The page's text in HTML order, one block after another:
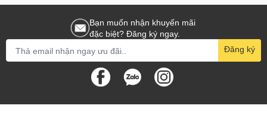
Bạn muốn nhận khuyến mãi
đặc biệt? Đăng ký ngay.
Đăng ký